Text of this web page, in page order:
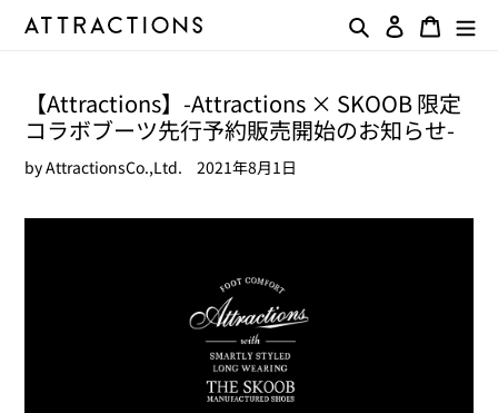
検索 ログイン
カート
【Attractions】-Attractions × SKOOB 限定
コラボブーツ先行予約販売開始のお知らせ-
by AttractionsCo.,Ltd. 2021年8月1日